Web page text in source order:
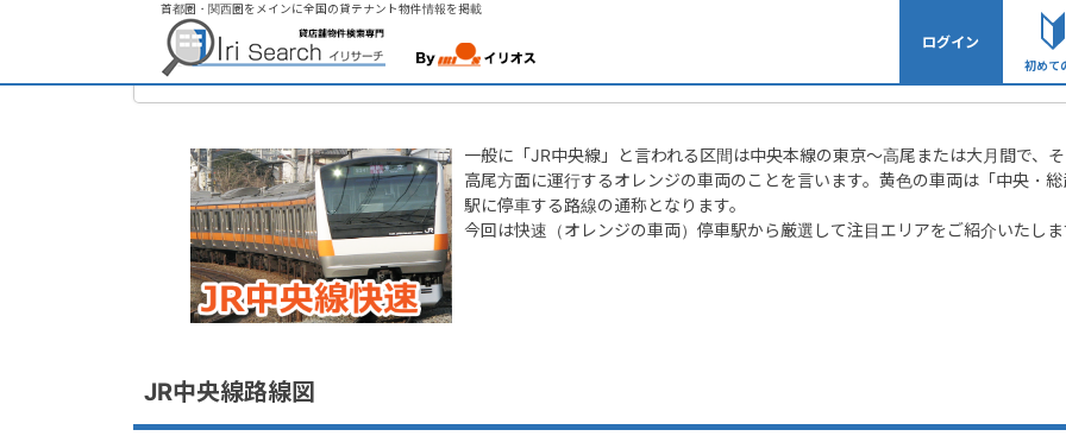
首都圏・関西圏をメインに全国の貸テナント物件情報を掲載
ログイン
初めて
トップページ>注目エリア貸店舗物件特集> JR中央線（快速）
JR中央線（快速）注目エリア貸店舗物件特集
一般に「JR中央線」と言われる区間は中央本線の東京～高尾または大月間で、
高尾方面に運行するオレンジの車両のことを言います。黄色の車両は「中央・
駅に停車する路線の通称となります。
今回は快速（オレンジの車両）停車駅から厳選して注目エリアをご紹介いたし
JR中央線路線図